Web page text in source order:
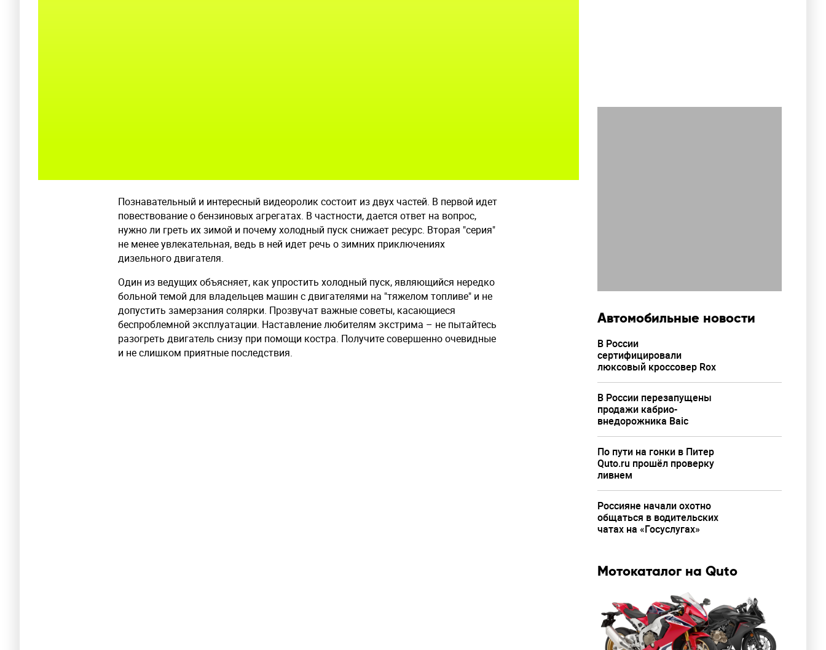
Познавательный и интересный видеоролик состоит из двух частей. В первой идет
повествование о бензиновых агрегатах. В частности, дается ответ на вопрос,
нужно ли греть их зимой и почему холодный пуск снижает ресурс. Вторая "серия"
не менее увлекательная, ведь в ней идет речь о зимних приключениях
дизельного двигателя.
Один из ведущих объясняет, как упростить холодный пуск, являющийся нередко
больной темой для владельцев машин с двигателями на "тяжелом топливе" и не
допустить замерзания солярки. Прозвучат важные советы, касающиеся
беспроблемной эксплуатации. Наставление любителям экстрима – не пытайтесь
разогреть двигатель снизу при помощи костра. Получите совершенно очевидные
и не слишком приятные последствия.
Автомобильные новости
В России
сертифицировали
люксовый кроссовер Rox
В России перезапущены
продажи кабрио-
внедорожника Baic
По пути на гонки в Питер
Quto.ru прошёл проверку
ливнем
Россияне начали охотно
общаться в водительских
чатах на «Госуслугах»
Мотокаталог на Quto